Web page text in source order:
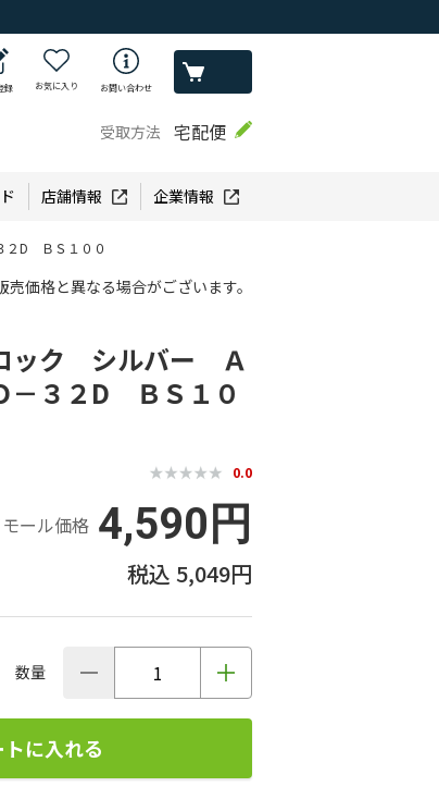
録 お気に入り お問い合わせ
受取方法 宅配便
店舗情報 企業情報
２D ＢＳ１００
価格と異なる場合がございます。
ック シルバー Ａ
－３２D ＢＳ１０
0.0
ール価格 4,590円
5,049円
数量
トに入れる